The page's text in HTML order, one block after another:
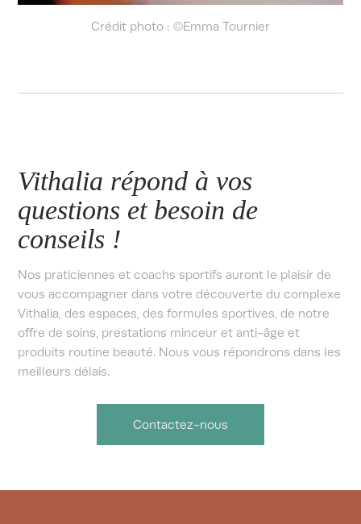
Crédit photo : ©Emma Tournier
Vithalia répond à vos
questions et besoin de
conseils !
Nos praticiennes et coachs sportifs auront le plaisir de
vous accompagner dans votre découverte du complexe
Vithalia, des espaces, des formules sportives, de notre
offre de soins, prestations minceur et anti-âge et
produits routine beauté. Nous vous répondrons dans les
meilleurs délais.
Contactez-nous